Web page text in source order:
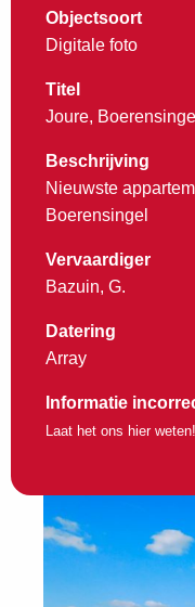
Objectsoort
Digitale foto
Titel
Joure, Boerensingel
Beschrijving
Nieuwste
Boerensingel
Vervaardiger
Bazuin, G.
Datering
Array
Informatie
Laat het ons hier